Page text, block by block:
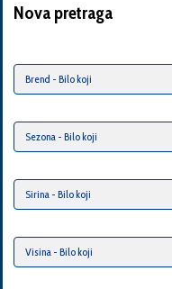
Nova pretraga